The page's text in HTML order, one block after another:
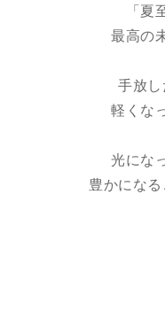
「夏
最高の
手放
軽くな
光にな
豊かにな